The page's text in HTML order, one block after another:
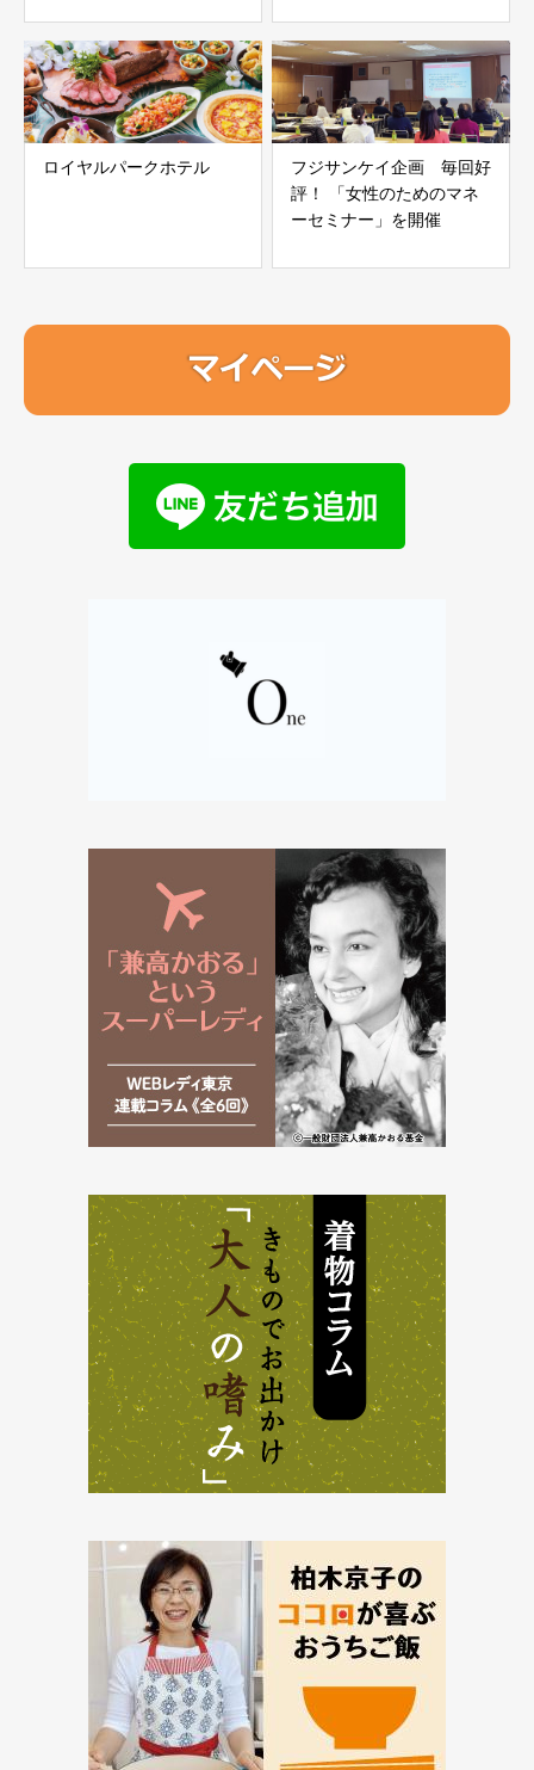
ロイヤルパークホテル
フジサンケイ企画 毎回好
評！ 「女性のためのマネ
ーセミナー」を開催